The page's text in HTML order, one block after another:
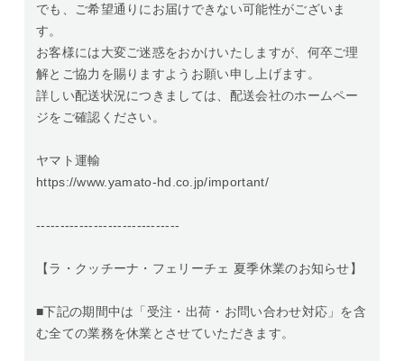
でも、ご希望通りにお届けできない可能性がございま
す。
お客様には大変ご迷惑をおかけいたしますが、何卒ご理
解とご協力を賜りますようお願い申し上げます。
詳しい配送状況につきましては、配送会社のホームペー
ジをご確認ください。
ヤマト運輸
https://www.yamato-hd.co.jp/important/
------------------------------
【ラ・クッチーナ・フェリーチェ 夏季休業のお知らせ】
■下記の期間中は「受注・出荷・お問い合わせ対応」を含
む全ての業務を休業とさせていただきます。